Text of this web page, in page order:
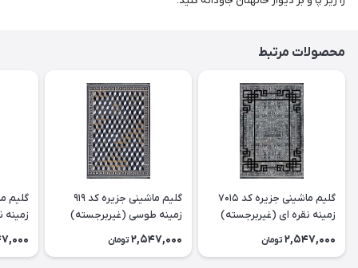
محصولات مرتبط
گلیم ماشینی جزیره کد 7015
زمینه نقره ای (غیربرجسته)
2,547,000 تومان
گلیم ماشینی جزیره کد 919
زمینه طوسی (غیربرجسته)
2,547,000 تومان
زمینه